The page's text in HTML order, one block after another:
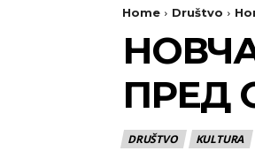
Home Društvo
ПРЕД
DRUŠTVO KULTURA